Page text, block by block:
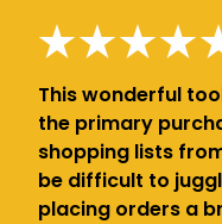
This wonderful
the primary
shopping lists
be difficult to
placing orders a